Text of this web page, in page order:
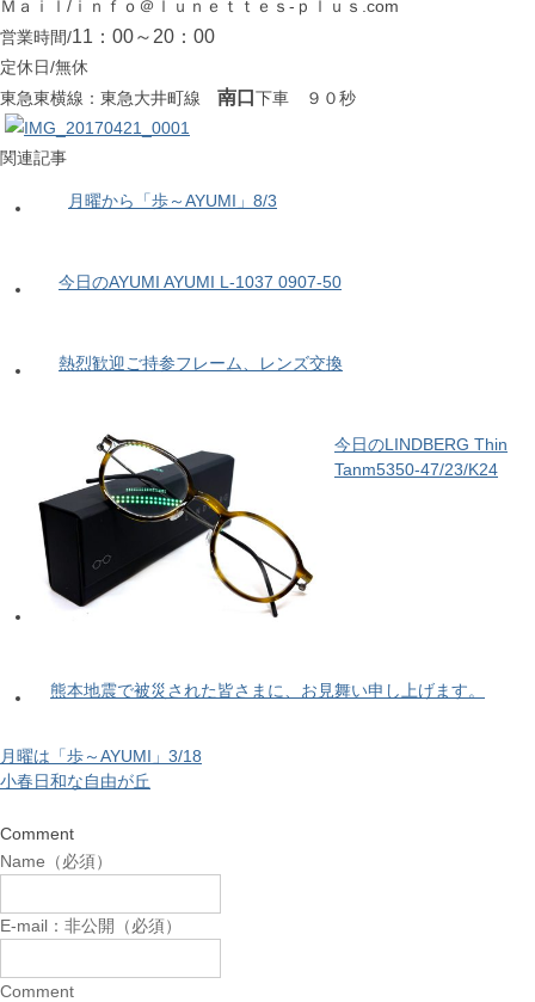
Ｍａｉｌ/ｉｎｆｏ＠ｌｕｎｅｔｔｅｓ-ｐｌｕｓ.com
営業時間/11：00～20：00
定休日/無休
東急東横線：東急大井町線 南口 下車 ９０秒
関連記事
月曜から「歩～AYUMI」8/3
今日のAYUMI AYUMI L-1037 0907-50
熱烈歓迎ご持参フレーム、レンズ交換
今日のLINDBERG Thin
Tanm5350-47/23/K24
熊本地震で被災された皆さまに、お見舞い申し上げます。
月曜は「歩～AYUMI」3/18
小春日和な自由が丘
Comment
Name（必須）
E-mail：非公開（必須）
Comment